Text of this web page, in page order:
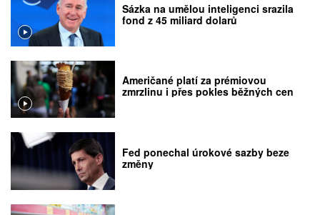
Sázka na umělou inteligenci srazila
fond z 45 miliard dolarů
Američané platí za prémiovou
zmrzlinu i přes pokles běžných cen
Fed ponechal úrokové sazby beze
změny